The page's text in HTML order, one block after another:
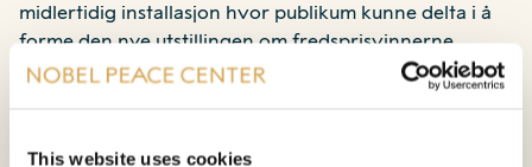
This website uses cookies
midlertidig installasjon hvor publikum kunne delta i å
forme den nye utstillingen om fredsprisvinnerne.
Gjennom åpen dialog og kreativt samarbeid ble
besøkende invitert til å bidra med sine perspektiver og